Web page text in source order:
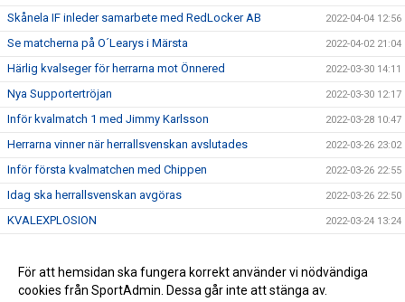
Skånela IF inleder samarbete med RedLocker AB 2022-04-04 12:56
Se matcherna på O´Learys i Märsta 2022-04-02 21:04
Härlig kvalseger för herrarna mot Önnered 2022-03-30 14:11
Nya Supportertröjan 2022-03-30 12:17
Inför kvalmatch 1 med Jimmy Karlsson 2022-03-28 10:47
Herrarna vinner när herrallsvenskan avslutades 2022-03-26 23:02
Inför första kvalmatchen med Chippen 2022-03-26 22:55
Idag ska herrallsvenskan avgöras 2022-03-26 22:50
KVALEXPLOSION 2022-03-24 13:24
Anna Mossberg förlänger med Skånela IF 2022-03-15 10:13
Alexandra Schaerlund skriver nytt! 2022-03-11 10:15
För att hemsidan ska fungera korrekt använder vi nödvändiga
cookies från SportAdmin. Dessa går inte att stänga av.